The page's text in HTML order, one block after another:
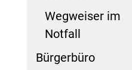
Wegweiser im
Notfall
Bürgerbüro